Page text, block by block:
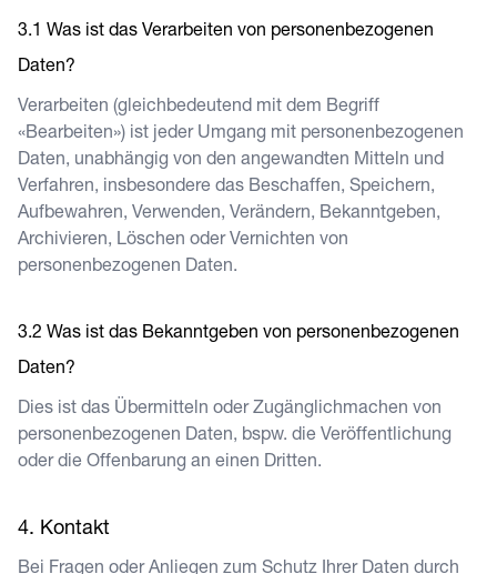
Was ist das Verarbeiten von personenbezogenen
Daten?
Verarbeiten (gleichbedeutend mit dem Begriff
«Bearbeiten») ist jeder Umgang mit personenbezogenen
Daten, unabhängig von den angewandten Mitteln und
Verfahren, insbesondere das Beschaffen, Speichern,
Aufbewahren, Verwenden, Verändern, Bekanntgeben,
Archivieren, Löschen oder Vernichten von
personenbezogenen Daten.
Was ist das Bekanntgeben von personenbezogenen
Daten?
Dies ist das Übermitteln oder Zugänglichmachen von
personenbezogenen Daten, bspw. die Veröffentlichung
oder die Offenbarung an einen Dritten.
Kontakt
Bei Fragen oder Anliegen zum Schutz Ihrer Daten durch